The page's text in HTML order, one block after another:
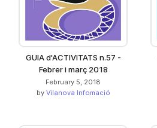
GUIA d'ACTIVITATS n.57 -
Febrer i març 2018
February 5, 2018
by Vilanova Infomació